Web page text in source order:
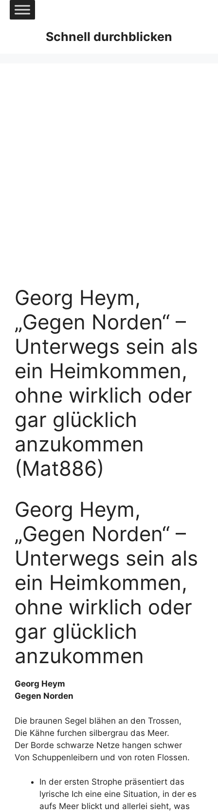
Zum
Inhalt
Schnell durchblicken
Georg Heym,
„Gegen Norden“ –
Unterwegs sein als
ein Heimkommen,
ohne wirklich oder
gar glücklich
anzukommen
(Mat886)
Georg Heym,
„Gegen Norden“ –
Unterwegs sein als
ein Heimkommen,
ohne wirklich oder
gar glücklich
anzukommen
Georg Heym
Gegen Norden
Die braunen Segel blähen an den Trossen,
Die Kähne furchen silbergrau das Meer.
Der Borde schwarze Netze hangen schwer
Von Schuppenleibern und von roten Flossen.
In der ersten Strophe präsentiert das
lyrische Ich eine eine Situation, in der es
aufs Meer blickt und allerlei sieht, was